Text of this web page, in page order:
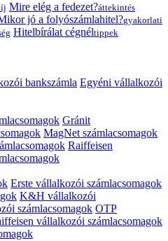
Mire elég a fedezet?áttekintés
jó a folyószámlahitel?gyakorlati
Hitelbírálat cégnéltippek
bankszámla Egyéni vállalkozói
Gránit
MagNet számlacsomagok
Raiffeisen
Erste vállalkozói számlacsomagok
K&H vállalkozói
számlacsomagok OTP
vállalkozói számlacsomagok